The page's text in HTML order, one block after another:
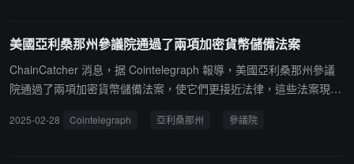
金由通過刑事訴訟沒收的數字資產組成，並由該州財政部長負責管
理。
美國亞利桑那州參議院通過了兩項加密貨幣儲備法案
ChainCatcher 消息，据 Cointelegraph 報導，美國亞利桑那州參議
院通過了兩項加密貨幣儲備法案，使它們更接近法律，這些法案現在
2025-02-28 Cointelegraph 亞利桑那州 參議院